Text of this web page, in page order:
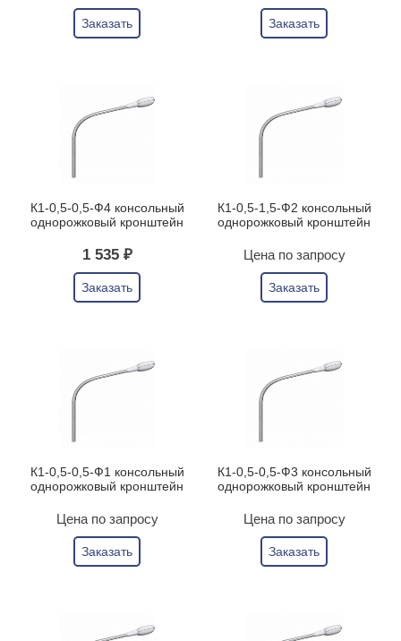
Заказать Заказать
К1-0,5-0,5-Ф4 консольный
однорожковый кронштейн
1 535 ₽
Заказать
К1-0,5-1,5-Ф2 консольный
однорожковый кронштейн
Цена по запросу
Заказать
К1-0,5-0,5-Ф1 консольный
однорожковый кронштейн
Цена по запросу
Заказать
К1-0,5-0,5-Ф3 консольный
однорожковый кронштейн
Цена по запросу
Заказать